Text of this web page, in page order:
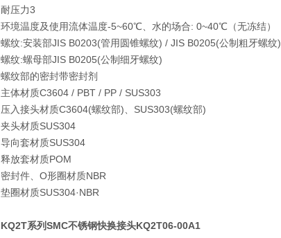
耐压力3
环境温度及使用流体温度-5~60℃、水的场合: 0~40℃（无冻结）
螺纹:安装部JIS B0203(管用圆锥螺纹) / JIS B0205(公制粗牙螺纹)
螺纹:螺母部JIS B0205(公制细牙螺纹)
螺纹部的密封带密封剂
主体材质C3604 / PBT / PP / SUS303
压入接头材质C3604(螺纹部)、SUS303(螺纹部)
夹头材质SUS304
导向套材质SUS304
释放套材质POM
密封件、O形圈材质NBR
垫圈材质SUS304·NBR
KQ2T系列SMC不锈钢快换接头KQ2T06-00A1